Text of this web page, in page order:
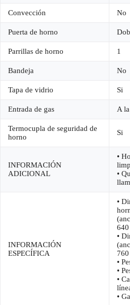
Convección No
Puerta de horno
Parrillas de horno 1
Bandeja No
Tapa de vidrio Si
Entrada de gas A
Termocupla de seguridad de
horno
Si
INFORMACIÓN
ADICIONAL
•
•
INFORMACIÓN
ESPECÍFICA
•
•
•
•
•
•